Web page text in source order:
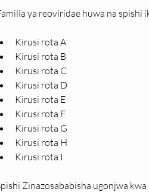
ya reoviridae huwa na spishi
Kirusi rota A
Kirusi rota B
Kirusi rota C
Kirusi rota D
Kirusi rota E
Kirusi rota F
Kirusi rota G
Kirusi rota H
Kirusi rota I
Zinazosababisha ugonjwa